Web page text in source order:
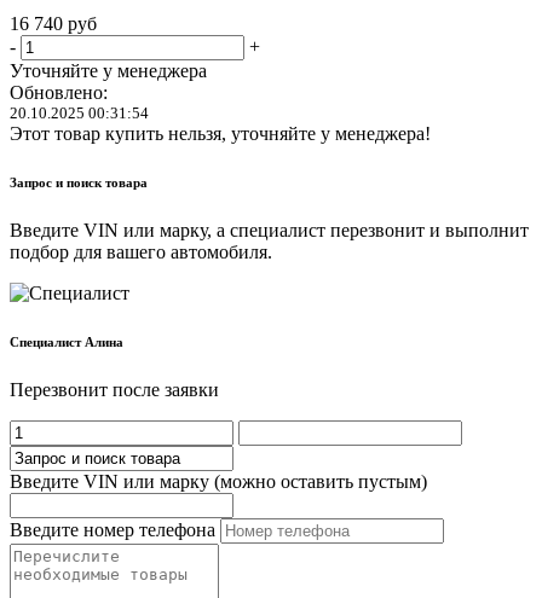
16 740 руб
-
+
Уточняйте у менеджера
Обновлено:
20.10.2025 00:31:54
Этот товар купить нельзя, уточняйте у менеджера!
Запрос и поиск товара
Введите VIN или марку, а специалист перезвонит и выполнит
подбор для вашего автомобиля.
Cпециалист Алина
Перезвонит после заявки
Введите VIN или марку (можно оставить пустым)
Введите номер телефона